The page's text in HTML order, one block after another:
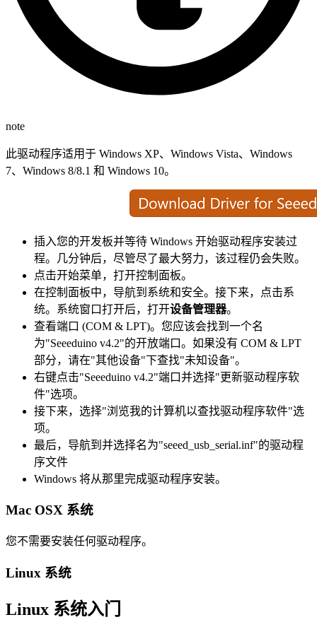
note
此驱动程序适用于 Windows XP、Windows Vista、Windows
7、Windows 8/8.1 和 Windows 10。
插入您的开发板并等待 Windows 开始驱动程序安装过
程。几分钟后，尽管尽了最大努力，该过程仍会失败。
点击开始菜单，打开控制面板。
在控制面板中，导航到系统和安全。接下来，点击系
统。系统窗口打开后，打开设备管理器。
查看端口 (COM & LPT)。您应该会找到一个名
为"Seeeduino v4.2"的开放端口。如果没有 COM & LPT
部分，请在"其他设备"下查找"未知设备"。
右键点击"Seeeduino v4.2"端口并选择"更新驱动程序软
件"选项。
接下来，选择"浏览我的计算机以查找驱动程序软件"选
项。
最后，导航到并选择名为"seeed_usb_serial.inf"的驱动程
序文件
Windows 将从那里完成驱动程序安装。
Mac OSX 系统
您不需要安装任何驱动程序。
Linux 系统
Linux 系统入门